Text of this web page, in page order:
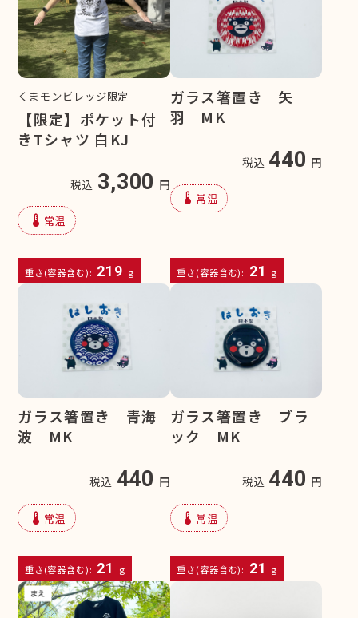
くまモンビレッジ限定
【限定】ポケット付
きTシャツ 白KJ
税込 3,300 円
device_thermostat 常温
重さ(容器含む): 219 g
ガラス箸置き 矢
羽 MK
税込 440 円
device_thermostat 常温
重さ(容器含む): 21 g
ガラス箸置き 青海
波 MK
税込 440 円
device_thermostat 常温
重さ(容器含む): 21 g
ガラス箸置き ブラ
ック MK
税込 440 円
device_thermostat 常温
重さ(容器含む): 21 g